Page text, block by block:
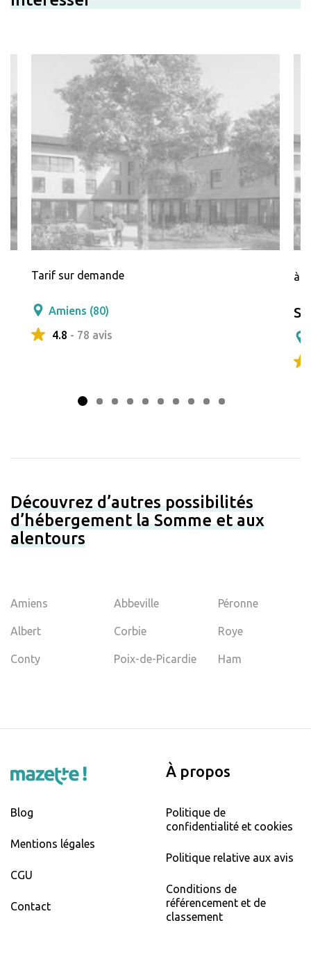
Tarif sur demande
Amiens (80)
4.8 - 78 avis
à
Découvrez d’autres possibilités
d’hébergement la Somme et aux
alentours
Amiens Abbeville Péronne
Albert Corbie Roye
Conty Poix-de-Picardie Ham
Blog
Mentions légales
CGU
Contact
À propos
Politique de
confidentialité et cookies
Politique relative aux avis
Conditions de
référencement et de
classement